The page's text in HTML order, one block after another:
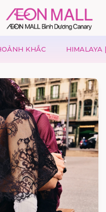
HIMALAYA | MÙA VU